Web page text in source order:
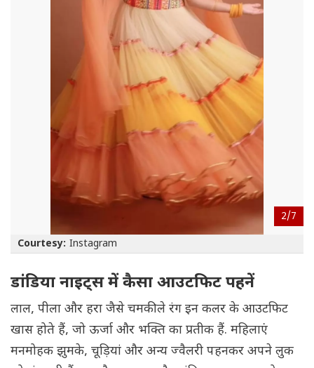
2/7
Courtesy: Instagram
डांडिया नाइट्स में कैसा आउटफिट पहनें
लाल, पीला और हरा जैसे चमकीले रंग इन कलर के आउटफिट
खास होते हैं, जो ऊर्जा और भक्ति का प्रतीक हैं. महिलाएं
मनमोहक झुमके, चूड़ियां और अन्य ज्वैलरी पहनकर अपने लुक